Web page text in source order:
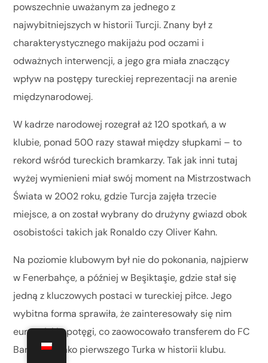
powszechnie uważanym za jednego z
najwybitniejszych w historii Turcji. Znany był z
charakterystycznego makijażu pod oczami i
odważnych interwencji, a jego gra miała znaczący
wpływ na postępy tureckiej reprezentacji na arenie
międzynarodowej.
W kadrze narodowej rozegrał aż 120 spotkań, a w
klubie, ponad 500 razy stawał między słupkami – to
rekord wśród tureckich bramkarzy. Tak jak inni tutaj
wyżej wymienieni miał swój moment na Mistrzostwach
Świata w 2002 roku, gdzie Turcja zajęła trzecie
miejsce, a on został wybrany do drużyny gwiazd obok
osobistości takich jak Ronaldo czy Oliver Kahn.
Na poziomie klubowym był nie do pokonania, najpierw
w Fenerbahçe, a później w Beşiktaşie, gdzie stał się
jedną z kluczowych postaci w tureckiej piłce. Jego
wybitna forma sprawiła, że zainteresowały się nim
europejskie potęgi, co zaowocowało transferem do FC
Barcelony jako pierwszego Turka w historii klubu.